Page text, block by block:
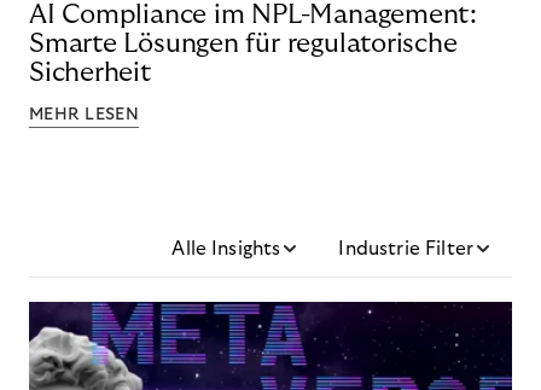
AI Compliance im NPL-Management:
Smarte Lösungen für regulatorische
Sicherheit
MEHR LESEN
Alle Insights Industrie Filter